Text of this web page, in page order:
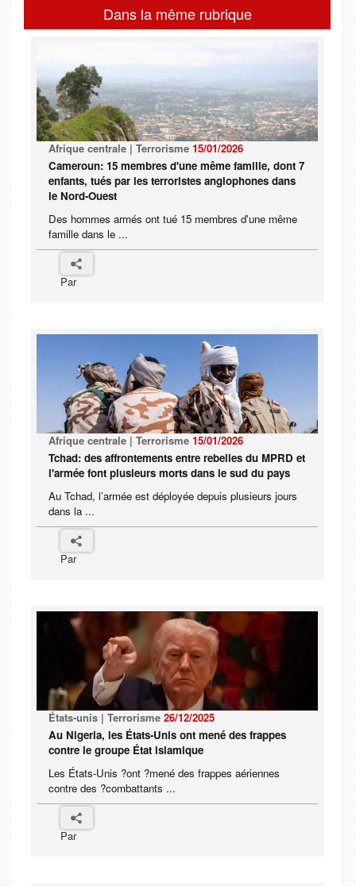
Dans la même rubrique
Afrique centrale | Terrorisme 15/01/2026
Cameroun: 15 membres d'une même famille, dont 7
enfants, tués par les terroristes anglophones dans
le Nord-Ouest
Des hommes armés ont tué 15 membres d'une même
famille dans le ...
Par
Afrique centrale | Terrorisme 15/01/2026
Tchad: des affrontements entre rebelles du MPRD et
l'armée font plusieurs morts dans le sud du pays
Au Tchad, l’armée est déployée depuis plusieurs jours
dans la ...
Par
États-unis | Terrorisme 26/12/2025
Au Nigeria, les États-Unis ont mené des frappes
contre le groupe État islamique
Les ‍États-Unis ?ont ?mené des frappes aériennes
contre des ?combattants ...
Par